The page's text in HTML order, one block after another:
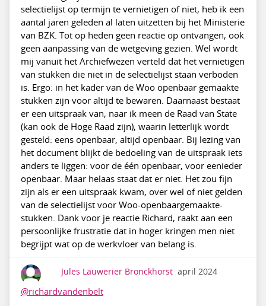
selectielijst op termijn te vernietigen of niet, heb ik een
aantal jaren geleden al laten uitzetten bij het Ministerie
van BZK. Tot op heden geen reactie op ontvangen, ook
geen aanpassing van de wetgeving gezien. Wel wordt
mij vanuit het Archiefwezen verteld dat het vernietigen
van stukken die niet in de selectielijst staan verboden
is. Ergo: in het kader van de Woo openbaar gemaakte
stukken zijn voor altijd te bewaren. Daarnaast bestaat
er een uitspraak van, naar ik meen de Raad van State
(kan ook de Hoge Raad zijn), waarin letterlijk wordt
gesteld: eens openbaar, altijd openbaar. Bij lezing van
het document blijkt de bedoeling van de uitspraak iets
anders te liggen: voor de één openbaar, voor eenieder
openbaar. Maar helaas staat dat er niet. Het zou fijn
zijn als er een uitspraak kwam, over wel of niet gelden
van de selectielijst voor Woo-openbaargemaakte-
stukken. Dank voor je reactie Richard, raakt aan een
persoonlijke frustratie dat in hoger kringen men niet
begrijpt wat op de werkvloer van belang is.
Jules Lauwerier Bronckhorst april 2024
@richardvandenbelt